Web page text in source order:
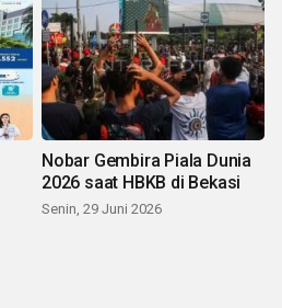
Nobar Gembira Piala Dunia
2026 saat HBKB di Bekasi
Senin, 29 Juni 2026